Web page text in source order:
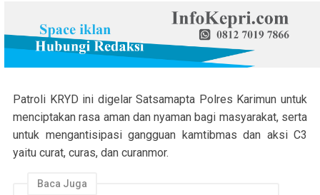
Patroli KRYD ini digelar Satsamapta Polres Karimun untuk
menciptakan rasa aman dan nyaman bagi masyarakat, serta
untuk mengantisipasi gangguan kamtibmas dan aksi C3
yaitu curat, curas, dan curanmor.
Baca Juga